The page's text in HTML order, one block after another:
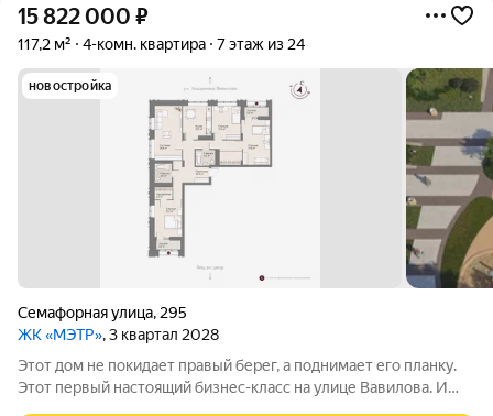
15 822 000 ₽
117,2 м² 4-комн. квартира 7 этаж из 24
новостройка
Семафорная улица, 295
ЖК «МЭТР», 3 квартал 2028
Этот дом не покидает правый берег, а поднимает его планку.
Этот первый настоящий бизнес-класс на улице Вавилова. И